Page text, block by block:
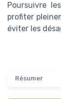
Poursuivre
profiter
éviter les
Résumer